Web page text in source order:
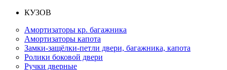
КУЗОВ
Амортизаторы кр. багажника
Амортизаторы капота
Замки-защёлки-петли двери, багажника, капота
Ролики боковой двери
Ручки дверные